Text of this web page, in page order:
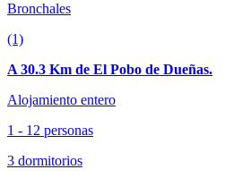
Bronchales
(1)
A 30.3 Km de El Pobo de Dueñas.
Alojamiento entero
1 - 12 personas
3 dormitorios